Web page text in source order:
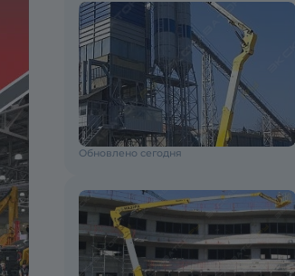
Обновлено сегодня